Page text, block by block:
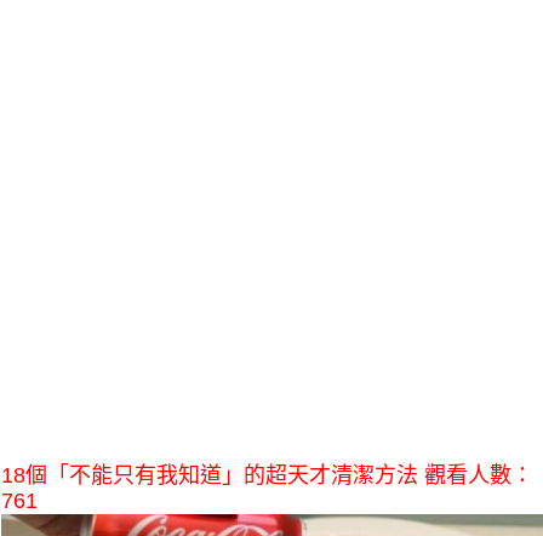
18個「不能只有我知道」的超天才清潔方法 觀看人數：
761